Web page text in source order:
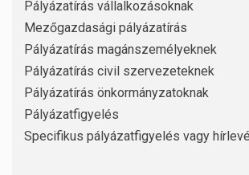
Pályázatírás vállalkozásoknak
Mezőgazdasági pályázatírás
Pályázatírás magánszemélyeknek
Pályázatírás civil szervezeteknek
Pályázatírás önkormányzatoknak
Pályázatfigyelés
Specifikus pályázatfigyelés vagy